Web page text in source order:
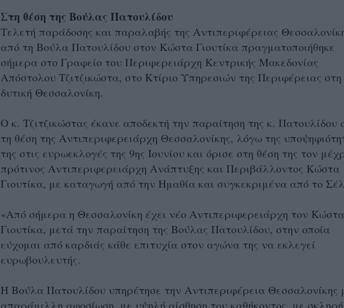
Στη θέση της Βούλας Πατουλίδου
Τελετή παράδοσης και παραλαβής της Αντιπεριφέρειας
από τη Βούλα Πατουλίδου στον Κώστα Γιουτίκα πραγματοποιήθηκε
σήμερα στο Γραφείο του Περιφερειάρχη Κεντρικής Μακεδονίας
Απόστολου Τζιτζικώστα, στο Κτίριο Υπηρεσιών της Περιφέρειας στη
δυτική Θεσσαλονίκη.
Ο κ. Τζιτζικώστας έκανε αποδεκτή την παραίτηση της κ. Πατουλίδου
τη θέση της Αντιπεριφερειάρχη Θεσσαλονίκης, λόγω της
της στις ευρωεκλογές της 9ης Ιουνίου και όρισε στη θέση της τον
πρότινος Αντιπεριφερειάρχη Ανάπτυξης και Περιβάλλοντος Κώστα
Γιουτίκα, με καταγωγή από την Ημαθία και συγκεκριμένα από το
«Από σήμερα η Θεσσαλονίκη έχει νέο Αντιπεριφερειάρχη τον Κώστα
Γιουτίκα, μετά την παραίτηση της Βούλας Πατουλίδου, στην οποία
εύχομαι από καρδιάς κάθε επιτυχία στον αγώνα της να εκλεγεί
ευρωβουλευτής.
Η Βούλα Πατουλίδου υπηρέτησε την Αντιπεριφέρεια Θεσσαλονίκης